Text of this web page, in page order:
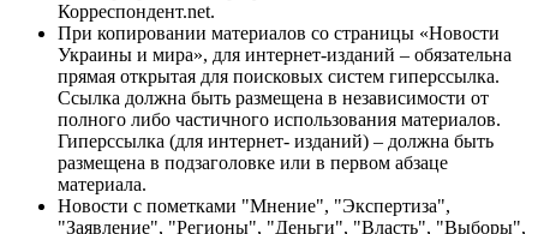
Корреспондент.net.
При копировании материалов со страницы «Новости
Украины и мира», для интернет-изданий – обязательна
прямая открытая для поисковых систем гиперссылка.
Ссылка должна быть размещена в независимости от
полного либо частичного использования материалов.
Гиперссылка (для интернет- изданий) – должна быть
размещена в подзаголовке или в первом абзаце
материала.
Новости с пометками "Мнение", "Экспертиза",
"Заявление", "Регионы", "Деньги", "Власть", "Выборы",